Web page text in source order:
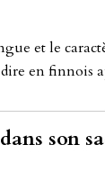
et le
en fin­nois
son